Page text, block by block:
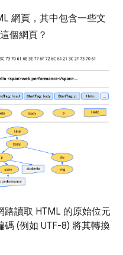
網頁，其中包含一些文
個網頁？
路讀取 HTML 的原始位元
(例如 UTF-8) 將其轉換